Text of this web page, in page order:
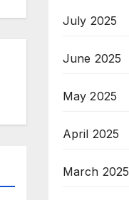
July 2025
June 2025
May 2025
April 2025
March 2025